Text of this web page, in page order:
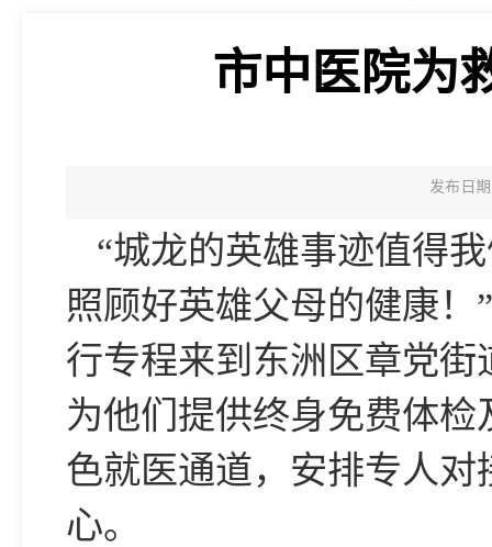
市中医院为
发布日
“城龙的英雄事迹值得
照顾好英雄父母的健康
行专程来到东洲区章党
为他们提供终身免费体
色就医通道，安排专人
心。